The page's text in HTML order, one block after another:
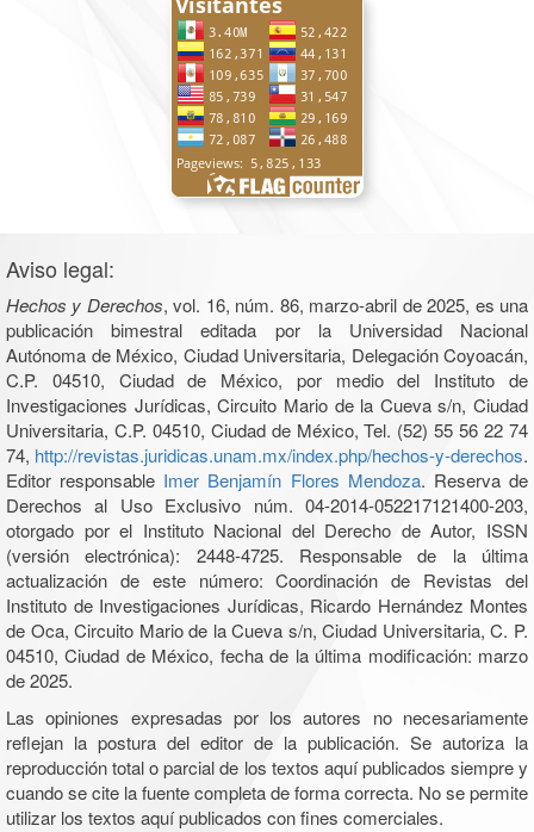
Aviso legal:
Hechos y Derechos, vol. 16, núm. 86, marzo-abril de 2025, es una
publicación bimestral editada por la Universidad Nacional
Autónoma de México, Ciudad Universitaria, Delegación Coyoacán,
C.P. 04510, Ciudad de México, por medio del Instituto de
Investigaciones Jurídicas, Circuito Mario de la Cueva s/n, Ciudad
Universitaria, C.P. 04510, Ciudad de México, Tel. (52) 55 56 22 74
74, http://revistas.juridicas.unam.mx/index.php/hechos-y-derechos.
Editor responsable Imer Benjamín Flores Mendoza. Reserva de
Derechos al Uso Exclusivo núm. 04-2014-052217121400-203,
otorgado por el Instituto Nacional del Derecho de Autor, ISSN
(versión electrónica): 2448-4725. Responsable de la última
actualización de este número: Coordinación de Revistas del
Instituto de Investigaciones Jurídicas, Ricardo Hernández Montes
de Oca, Circuito Mario de la Cueva s/n, Ciudad Universitaria, C. P.
04510, Ciudad de México, fecha de la última modificación: marzo
de 2025.
Las opiniones expresadas por los autores no necesariamente
reflejan la postura del editor de la publicación. Se autoriza la
reproducción total o parcial de los textos aquí publicados siempre y
cuando se cite la fuente completa de forma correcta. No se permite
utilizar los textos aquí publicados con fines comerciales.